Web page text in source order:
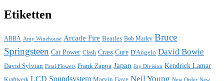
Etiketten
ABBA Amy Winehouse Arcade Fire Beatles Bob Marley Bruce
Springsteen Cat Power Clash Crass Cure D'Angelo David Bowie
David Sylvian Fatal Flowers Frank Zappa Japan Joy Division Kendrick Lamar
Kraftwerk LCD Soundsystem Marvin Gaye Neil Young New Order New